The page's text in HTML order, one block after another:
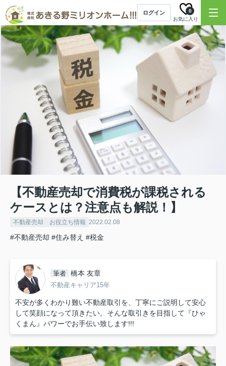
ログイン
お気に入り
0
【不動産売却で消費税が課税される
ケースとは？注意点も解説！】
不動産売却 お役立ち情報 2022.02.08
#不動産売却 #住み替え #税金
筆者 橋本 友章
不動産キャリア15年
不安が多くわかり難い不動産取引を、丁寧にご説明して安心
して笑顔になって頂きたい。そんな取引きを目指して『ひゃ
くまん』パワーでお手伝い致します!!!